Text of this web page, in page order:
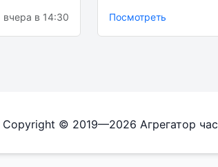
вчера в 14:30 Посмотреть
Copyright © 2019—2026 Агрегатор